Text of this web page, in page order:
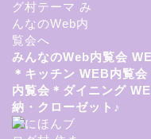
みんなのWeb内覧会
＊キッチン WEB内覧会
内覧会＊ダイニング
納・クローゼット♪